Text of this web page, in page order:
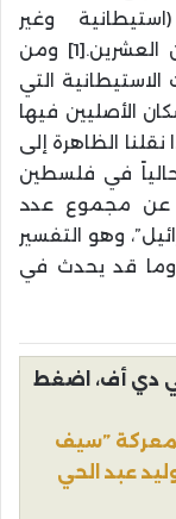
وغير
استيطانية)، ونالت استقلالها خلال القرن العشرين.[1] ومن
التي
الأصليين فيها
الظاهرة إلى
في فلسطين
عن مجموع عدد
وهو التفسير
وما قد يحدث في
دي أف، اضغط
”سيف